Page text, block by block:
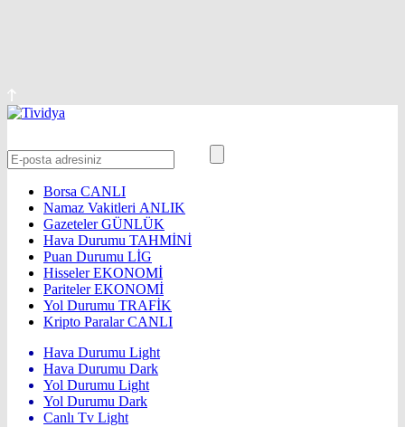
Borsa CANLI
Namaz Vakitleri ANLIK
GazetelerGÜNLÜK
Hava Durumu TAHMİNİ
Puan Durumu LİG
HisselerEKONOMİ
ParitelerEKONOMİ
Yol Durumu TRAFİK
Kripto ParalarCANLI
Hava Durumu Light
Hava Durumu Dark
Yol Durumu Light
Yol Durumu Dark
Canlı Tv Light